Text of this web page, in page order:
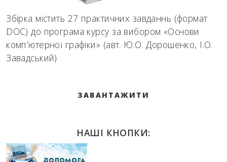
Збірка містить 27 практичних завданнь (формат
DOC) до програма курсу за вибором «Основи
комп’ютерної графіки» (авт. Ю.О. Дорошенко, І.О.
Завадський)
ЗАВАНТАЖИТИ
НАШІ КНОПКИ: